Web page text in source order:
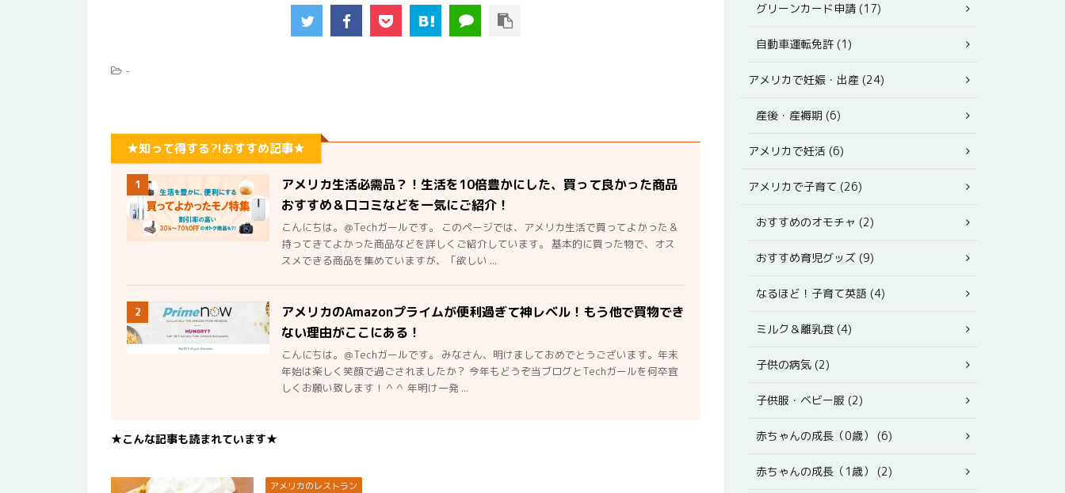
-
★知って得する?!おすすめ記事★
1
アメリカ生活必需品？！生活を10倍豊かにした、買って良かった商品
おすすめ＆口コミなどを一気にご紹介！
こんにちは。＠Techガールです。 このページでは、アメリカ生活で買ってよかった＆
持ってきてよかった商品などを詳しくご紹介しています。 基本的に買った物で、オス
スメできる商品を集めていますが、「欲しい ...
2
アメリカのAmazonプライムが便利過ぎて神レベル！もう他で買物でき
ない理由がここにある！
こんにちは。＠Techガールです。 みなさん、明けましておめでとうございます。年末
年始は楽しく笑顔で過ごされましたか？ 今年もどうぞ当ブログとTechガールを何卒宜
しくお願い致します！＾＾ 年明け一発 ...
★こんな記事も読まれています★
アメリカのレストラン
グリーンカード申請 (17)
自動車運転免許 (1)
アメリカで妊娠・出産 (24)
産後・産褥期 (6)
アメリカで妊活 (6)
アメリカで子育て (26)
おすすめのオモチャ (2)
おすすめ育児グッズ (9)
なるほど！子育て英語 (4)
ミルク＆離乳食 (4)
子供の病気 (2)
子供服・ベビー服 (2)
赤ちゃんの成長（0歳） (6)
赤ちゃんの成長（1歳） (2)